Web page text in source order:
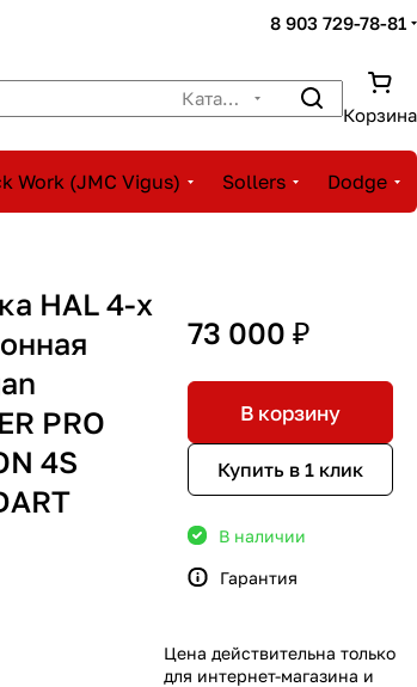
8 903 729-78-81
Корзина
Work (JMC Vigus) Sollers Dodge
HAL 4-х
PRO
4S
73 000 ₽
В корзину
Купить в 1 клик
В наличии
Гарантия
Цена действительна только
для интернет-магазина и